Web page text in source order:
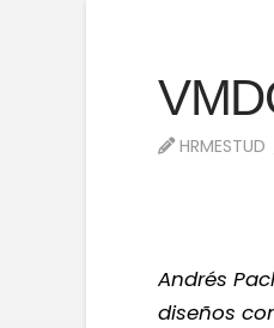
HRMESTUD
Andrés
diseños